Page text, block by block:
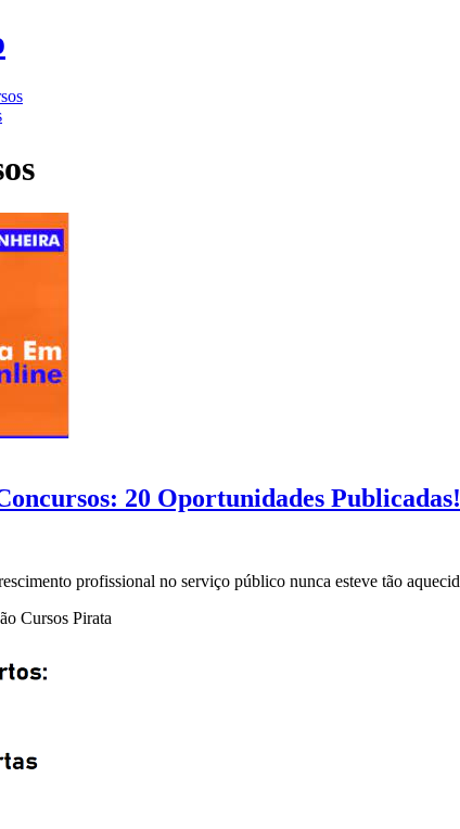
20 Oportunidades Publicadas!
profissional no serviço público nunca esteve tão
Cursos Pirata